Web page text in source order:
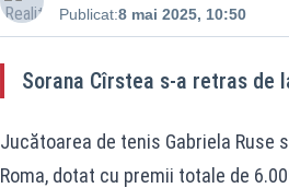
Publicat:8 mai 2025, 10:50
Sorana Cîrstea s-a retras de
Jucătoarea de tenis Gabriela Ruse
Roma, dotat cu premii totale de